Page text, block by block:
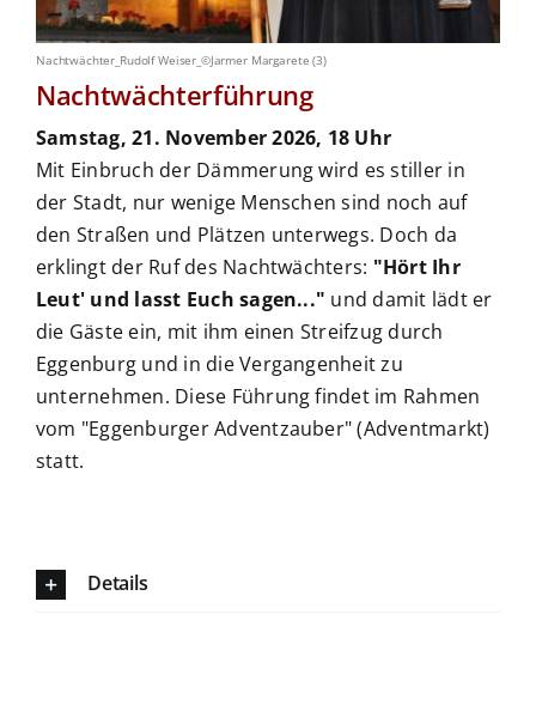
Nachtwächter_Rudolf Weiser_©Jarmer Margarete (3)
Nachtwächterführung
Samstag, 21. November 2026, 18 Uhr
Mit Einbruch der Dämmerung wird es stiller in
der Stadt, nur wenige Menschen sind noch auf
den Straßen und Plätzen unterwegs. Doch da
erklingt der Ruf des Nachtwächters: "Hört Ihr
Leut' und lasst Euch sagen..." und damit lädt er
die Gäste ein, mit ihm einen Streifzug durch
Eggenburg und in die Vergangenheit zu
unternehmen. Diese Führung findet im Rahmen
vom "Eggenburger Adventzauber" (Adventmarkt)
statt.
Details